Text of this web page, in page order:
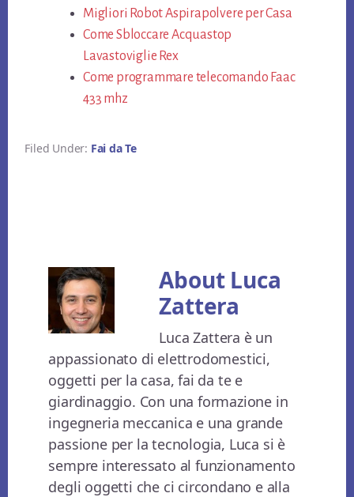
Migliori Robot Aspirapolvere per Casa
Come Sbloccare Acquastop
Lavastoviglie Rex
Come programmare telecomando Faac
433 mhz​
Filed Under: Fai da Te
About Luca
Zattera
Luca Zattera è un
appassionato di elettrodomestici,
oggetti per la casa, fai da te e
giardinaggio. Con una formazione in
ingegneria meccanica e una grande
passione per la tecnologia, Luca si è
sempre interessato al funzionamento
degli oggetti che ci circondano e alla